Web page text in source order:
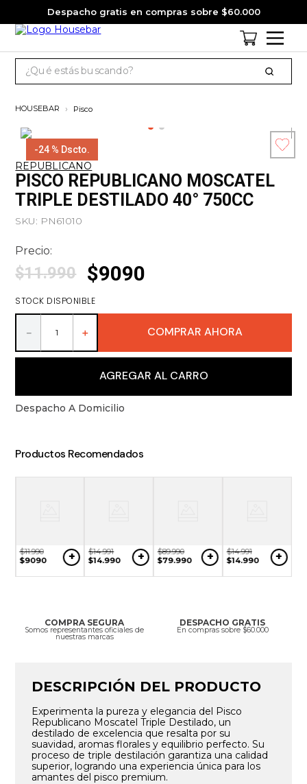
Despacho gratis en compras sobre $60.000
jack daniels
3.
jagermeister
4.
pack
5.
miniatura
7
whisky
9.
vino
10
packs
Pisco
-24 % Dscto.
REPUBLICANO
PISCO REPUBLICANO MOSCATEL
TRIPLE DESTILADO 40° 750CC
SKU: PN61010
Precio:
$11.990 $9090
STOCK DISPONIBLE
＋
－ COMPRAR AHORA
AGREGAR AL CARRO
Despacho A Domicilio
Productos Recomendados
$11.990
$9090 + $14.991
$14.990 + $89.990
$79.990 + $14.991
$14.990 +
COMPRA SEGURA
Somos representantes oficiales de
nuestras marcas
DESPACHO GRATIS
En compras sobre $60.000
DESCRIPCIÓN DEL PRODUCTO
Experimenta la pureza y elegancia del Pisco
Republicano Moscatel Triple Destilado, un
destilado de excelencia que resalta por su
suavidad, aromas florales y equilibrio perfecto. Su
proceso de triple destilación garantiza una calidad
superior, logrando una experiencia única para los
amantes del pisco premium.